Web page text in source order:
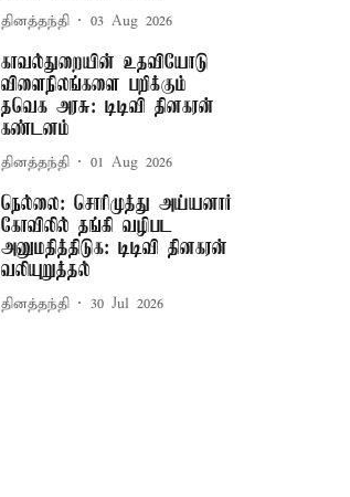
தினத்தந்தி 03 Aug 2026
காவல்துறையின் உதவியோடு
விளைநிலங்களை பறிக்கும்
தவெக அரசு: டிடிவி தினகரன்
கண்டனம்
தினத்தந்தி 01 Aug 2026
நெல்லை: சொரிமுத்து அய்யனார்
கோவிலில் தங்கி வழிபட
அனுமதித்திடுக: டிடிவி தினகரன்
வலியுறுத்தல்
தினத்தந்தி 30 Jul 2026